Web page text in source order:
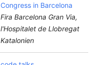
Congress in Barcelona
Fira Barcelona Gran Via,
l'Hospitalet de Llobregat
Katalonien